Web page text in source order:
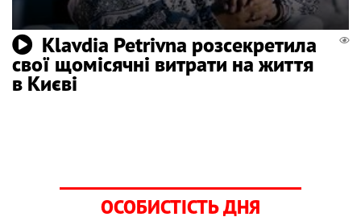
Klavdia Petrivna розсекретила
свої щомісячні витрати на життя
в Києві
ОСОБИСТІСТЬ ДНЯ